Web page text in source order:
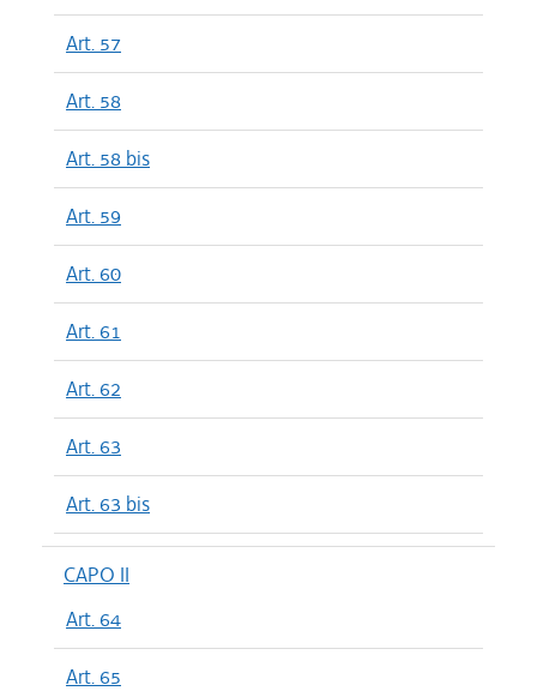
Art. 57
Art. 58
Art. 58 bis
Art. 59
Art. 60
Art. 61
Art. 62
Art. 63
Art. 63 bis
CAPO II
Art. 64
Art. 65